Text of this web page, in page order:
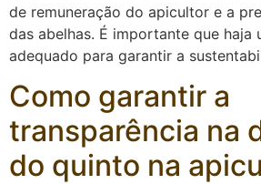
de remuneração do apicultor e a
das abelhas. É importante que haja
adequado para garantir a
Como garantir a
transparência na
do quinto na